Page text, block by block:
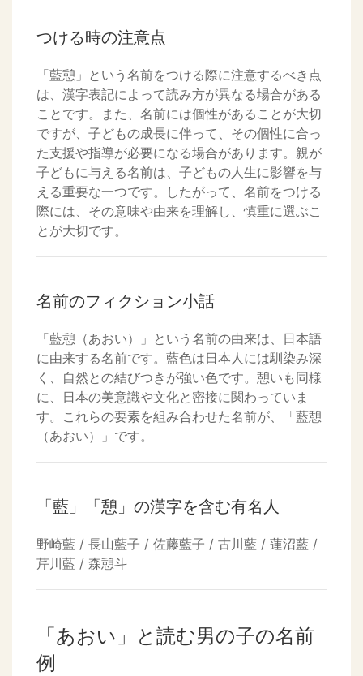
つける時の注意点
「藍憩」という名前をつける際に注意するべき点
は、漢字表記によって読み方が異なる場合がある
ことです。また、名前には個性があることが大切
ですが、子どもの成長に伴って、その個性に合っ
た支援や指導が必要になる場合があります。親が
子どもに与える名前は、子どもの人生に影響を与
える重要な一つです。したがって、名前をつける
際には、その意味や由来を理解し、慎重に選ぶこ
とが大切です。
名前のフィクション小話
「藍憩（あおい）」という名前の由来は、日本語
に由来する名前です。藍色は日本人には馴染み深
く、自然との結びつきが強い色です。憩いも同様
に、日本の美意識や文化と密接に関わっていま
す。これらの要素を組み合わせた名前が、「藍憩
（あおい）」です。
「藍」「憩」の漢字を含む有名人
野崎藍 / 長山藍子 / 佐藤藍子 / 古川藍 / 蓮沼藍 /
芹川藍 / 森憩斗
「あおい」と読む男の子の名前
例